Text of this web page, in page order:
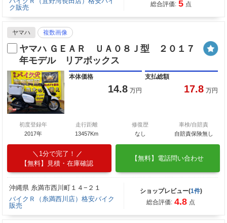
ク販売
総合評価: 5 点
ヤマハ 複数画像
ヤマハ ＧＥＡＲ ＵＡ０８Ｊ型 ２０１７
年モデル リアボックス
本体価格
14.8 万円
支払総額
17.8 万円
初度登録年
2017年
走行距離
13457Km
修復歴
なし
車検/自賠責
自賠責保険無し
1分で完了！
【無料】見積・在庫確認
【無料】電話問い合わせ
沖縄県 糸満市西川町１４−２１
バイクＲ（糸満西川店）格安バイク
販売
ショップレビュー(1件)
総合評価: 4.8 点